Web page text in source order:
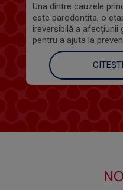
Una dintre cauzele
este parodontita, o
ireversibilă a afecțiunii
pentru a ajuta la